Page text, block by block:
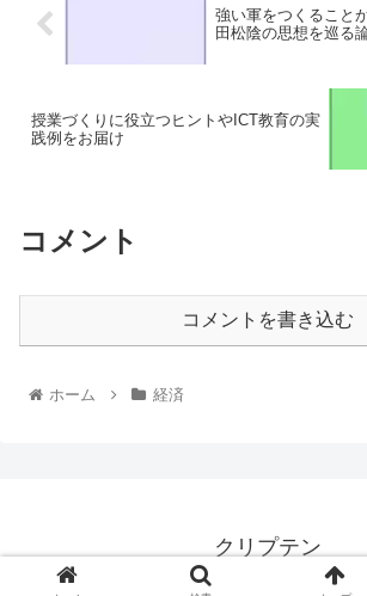
強い軍をつくること
田松陰の思想を巡る
授業づくりに役立つヒントやICT教育の実
践例をお届け
コメント
コメントを書き込む
ホーム 経済
クリプテン
© 2025 クリプテン.